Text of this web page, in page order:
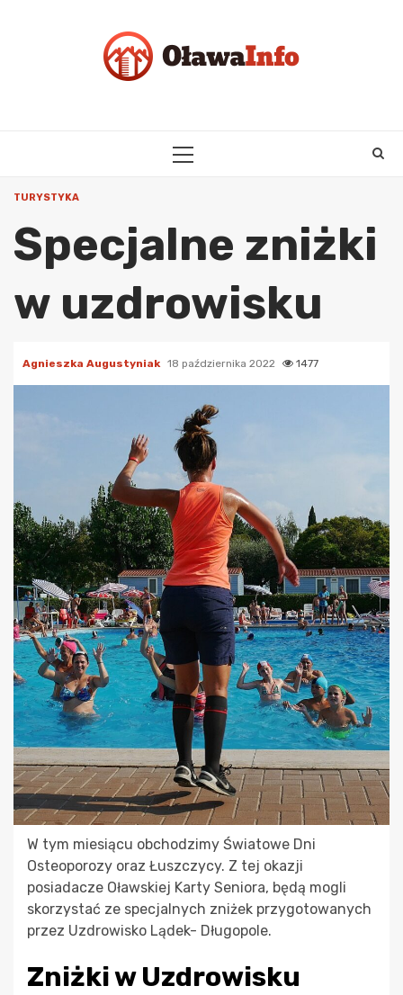
PRIMARY
TURYSTYKA
Specjalne zniżki
w uzdrowisku
Agnieszka Augustyniak 18 października 2022 1477
W tym miesiącu obchodzimy Światowe Dni
Osteoporozy oraz Łuszczycy. Z tej okazji
posiadacze Oławskiej Karty Seniora, będą mogli
skorzystać ze specjalnych zniżek przygotowanych
przez Uzdrowisko Lądek- Długopole.
Zniżki w Uzdrowisku